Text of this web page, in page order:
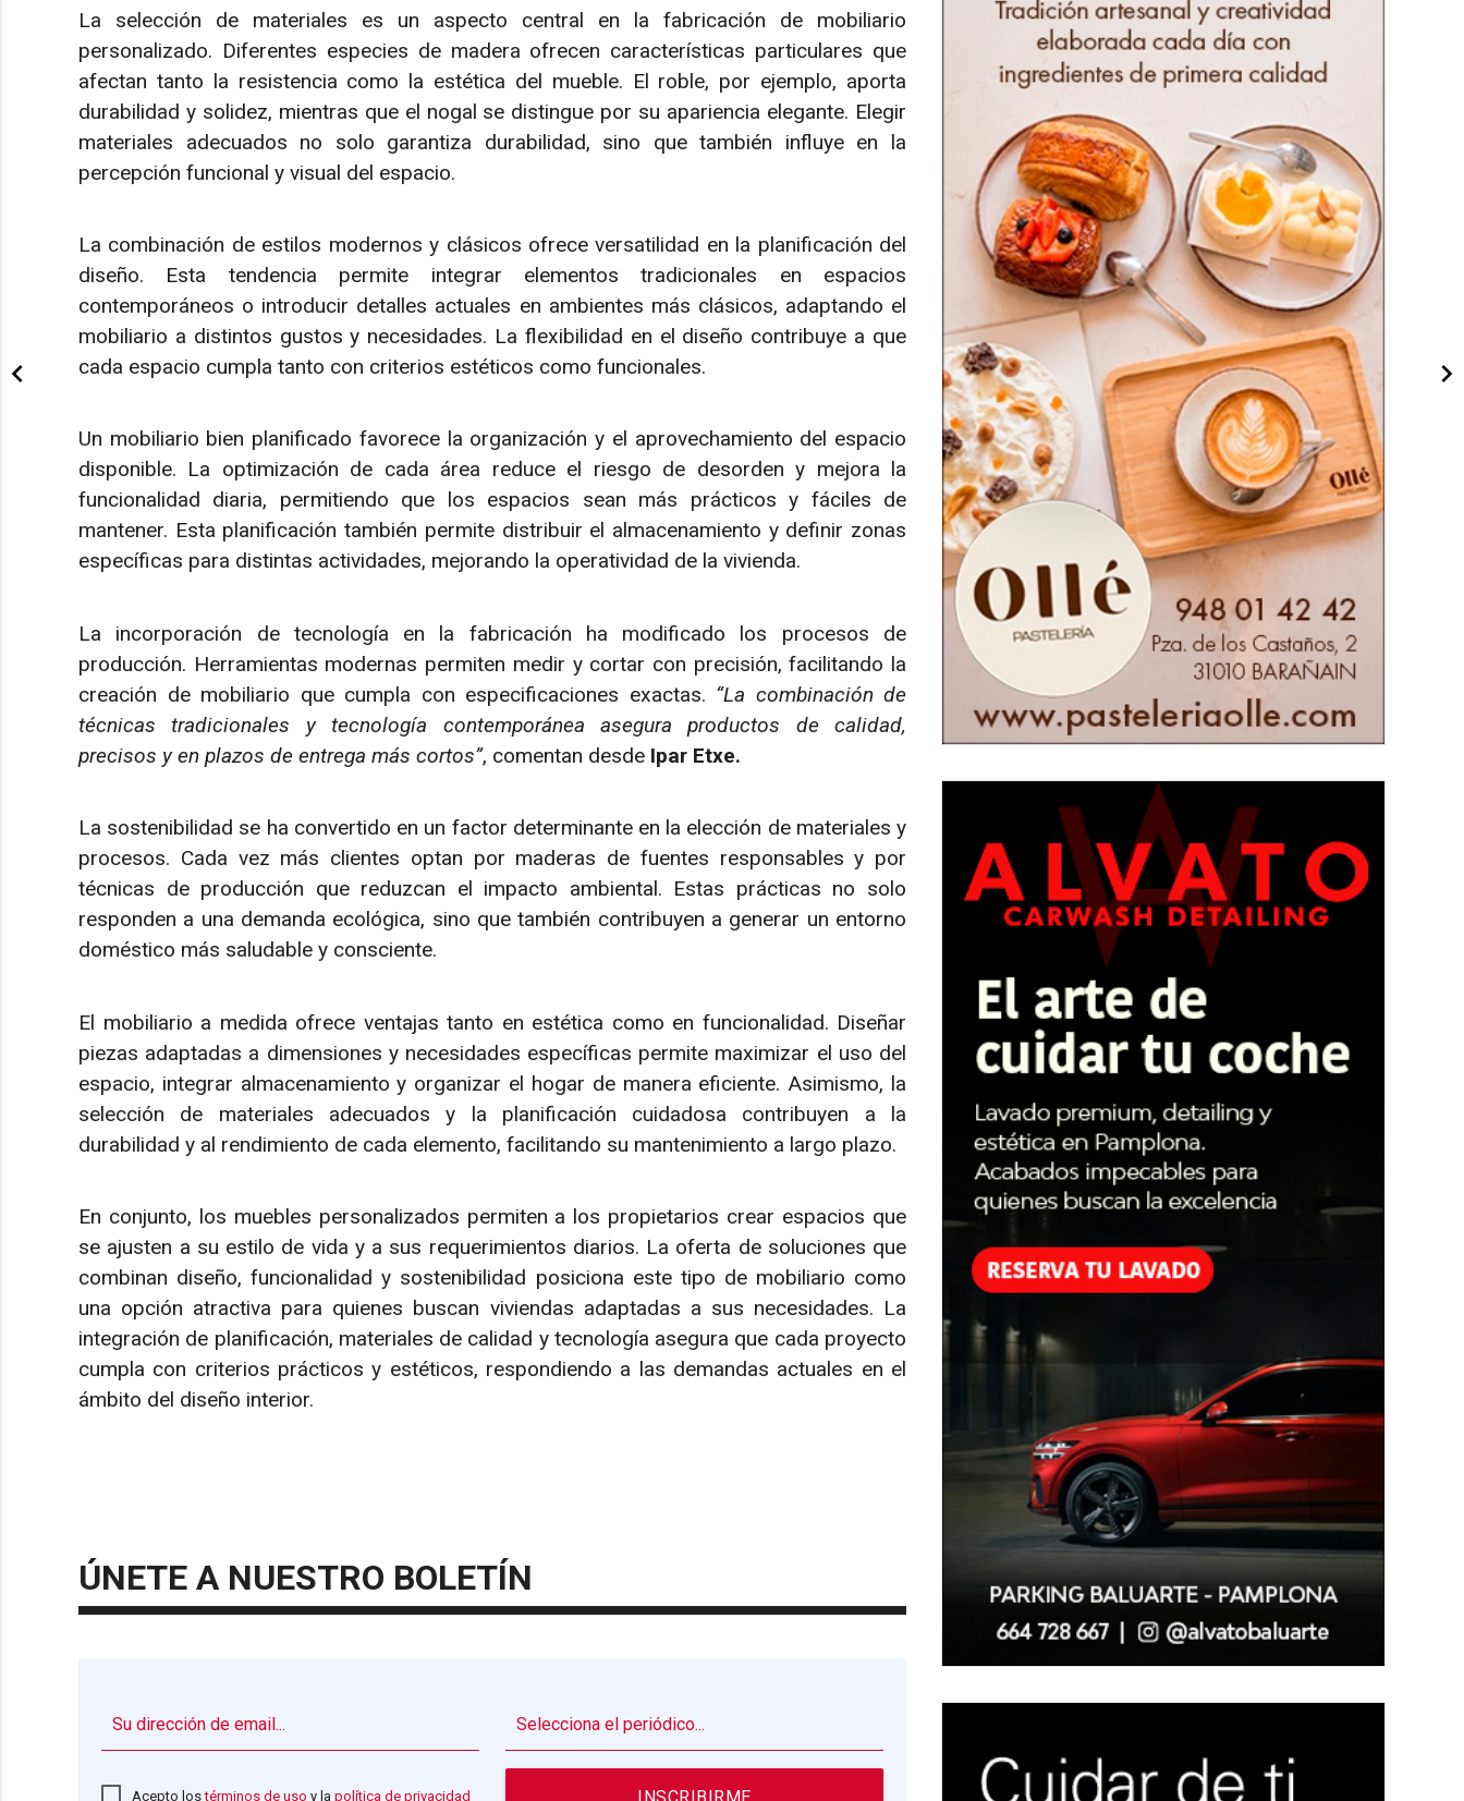
La selección de materiales es un aspecto central en la fabricación de mobiliario
personalizado. Diferentes especies de madera ofrecen características particulares que
afectan tanto la resistencia como la estética del mueble. El roble, por ejemplo, aporta
durabilidad y solidez, mientras que el nogal se distingue por su apariencia elegante. Elegir
materiales adecuados no solo garantiza durabilidad, sino que también influye en la
percepción funcional y visual del espacio.
La combinación de estilos modernos y clásicos ofrece versatilidad en la planificación del
diseño. Esta tendencia permite integrar elementos tradicionales en espacios
contemporáneos o introducir detalles actuales en ambientes más clásicos, adaptando el
mobiliario a distintos gustos y necesidades. La flexibilidad en el diseño contribuye a que
cada espacio cumpla tanto con criterios estéticos como funcionales.
Un mobiliario bien planificado favorece la organización y el aprovechamiento del espacio
disponible. La optimización de cada área reduce el riesgo de desorden y mejora la
funcionalidad diaria, permitiendo que los espacios sean más prácticos y fáciles de
mantener. Esta planificación también permite distribuir el almacenamiento y definir zonas
específicas para distintas actividades, mejorando la operatividad de la vivienda.
La incorporación de tecnología en la fabricación ha modificado los procesos de
producción. Herramientas modernas permiten medir y cortar con precisión, facilitando la
creación de mobiliario que cumpla con especificaciones exactas. “La combinación de
técnicas tradicionales y tecnología contemporánea asegura productos de calidad,
precisos y en plazos de entrega más cortos”, comentan desde Ipar Etxe.
La sostenibilidad se ha convertido en un factor determinante en la elección de materiales y
procesos. Cada vez más clientes optan por maderas de fuentes responsables y por
técnicas de producción que reduzcan el impacto ambiental. Estas prácticas no solo
responden a una demanda ecológica, sino que también contribuyen a generar un entorno
doméstico más saludable y consciente.
El mobiliario a medida ofrece ventajas tanto en estética como en funcionalidad. Diseñar
piezas adaptadas a dimensiones y necesidades específicas permite maximizar el uso del
espacio, integrar almacenamiento y organizar el hogar de manera eficiente. Asimismo, la
selección de materiales adecuados y la planificación cuidadosa contribuyen a la
durabilidad y al rendimiento de cada elemento, facilitando su mantenimiento a largo plazo.
En conjunto, los muebles personalizados permiten a los propietarios crear espacios que
se ajusten a su estilo de vida y a sus requerimientos diarios. La oferta de soluciones que
combinan diseño, funcionalidad y sostenibilidad posiciona este tipo de mobiliario como
una opción atractiva para quienes buscan viviendas adaptadas a sus necesidades. La
integración de planificación, materiales de calidad y tecnología asegura que cada proyecto
cumpla con criterios prácticos y estéticos, respondiendo a las demandas actuales en el
ámbito del diseño interior.
ÚNETE A NUESTRO BOLETÍN
Acepto lostérminos de uso y la política de privacidad